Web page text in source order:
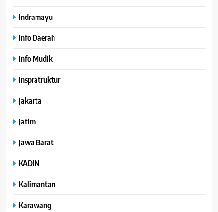
Indramayu
Info Daerah
Info Mudik
Inspratruktur
jakarta
Jatim
Jawa Barat
KADIN
Kalimantan
Karawang